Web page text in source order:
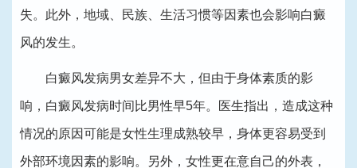
失。此外，地域、民族、生活习惯等因素也会影响白癜
风的发生。
白癜风发病男女差异不大，但由于身体素质的影
响，白癜风发病时间比男性早5年。医生指出，造成这种
情况的原因可能是女性生理成熟较早，身体更容易受到
外部环境因素的影响。另外，女性更在意自己的外表，